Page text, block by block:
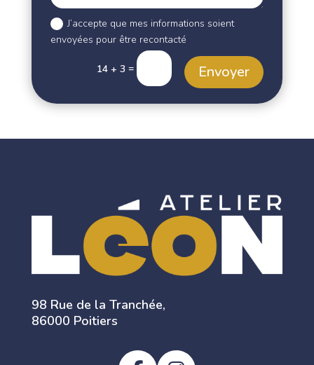
J’accepte que mes informations soient
envoyées pour être recontacté
14 + 3 = Envoyer
98 Rue de la Tranchée,
86000 Poitiers